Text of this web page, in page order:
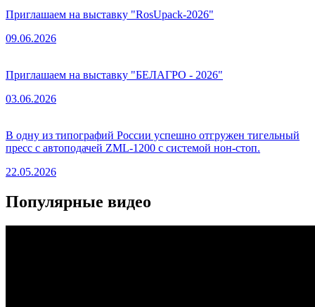
Приглашаем на выставку "RosUpack-2026"
09.06.2026
Приглашаем на выставку "БЕЛАГРО - 2026"
03.06.2026
В одну из типографий России успешно отгружен тигельный
пресс с автоподачей ZML-1200 с системой нон-стоп.
22.05.2026
Популярные видео